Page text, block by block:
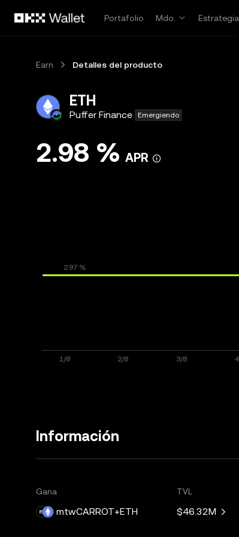
Portafolio
Mdo. Estrategia
Earn Detalles del producto
ETH
Puffer Finance Emergiendo
2.98 % APR
Información
Gana
mtwCARROT+ETH
TVL
$46.32M